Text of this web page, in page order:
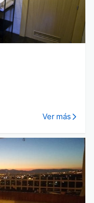
Ver más